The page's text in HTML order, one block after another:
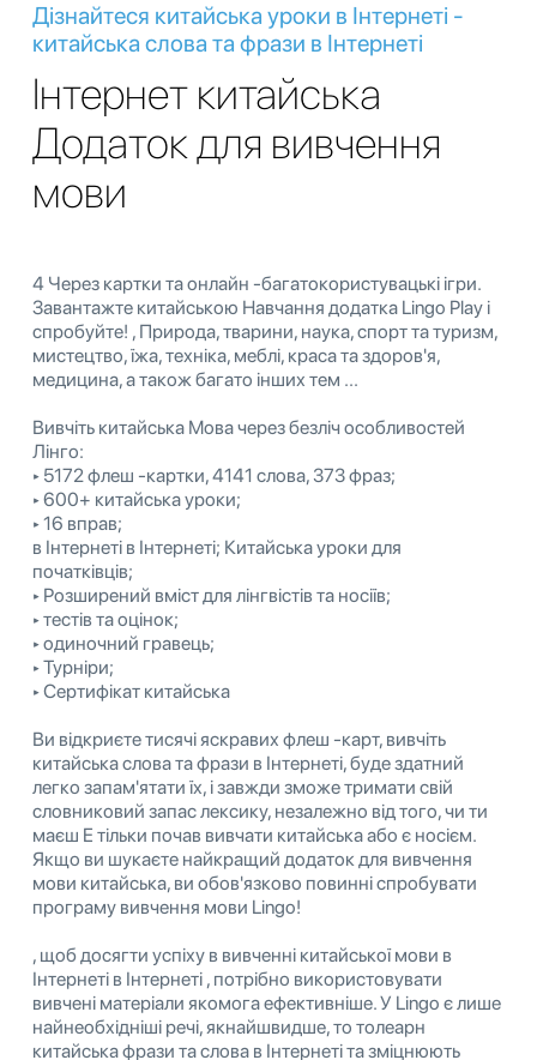
Дізнайтеся китайська уроки в Інтернеті -
китайська слова та фрази в Інтернеті
Інтернет китайська
Додаток для вивчення
мови
4 Через картки та онлайн -багатокористувацькі ігри.
Завантажте китайською Навчання додатка Lingo Play і
спробуйте! , Природа, тварини, наука, спорт та туризм,
мистецтво, їжа, техніка, меблі, краса та здоров'я,
медицина, а також багато інших тем ...
Вивчіть китайська Мова через безліч особливостей
Лінго:
‣ 5172 флеш -картки, 4141 слова, 373 фраз;
‣ 600+ китайська уроки;
‣ 16 вправ;
в Інтернеті в Інтернеті; Китайська уроки для
початківців;
‣ Розширений вміст для лінгвістів та носіїв;
‣ тестів та оцінок;
‣ одиночний гравець;
‣ Турніри;
‣ Сертифікат китайська
Ви відкриєте тисячі яскравих флеш -карт, вивчіть
китайська слова та фрази в Інтернеті, буде здатний
легко запам'ятати їх, і завжди зможе тримати свій
словниковий запас лексику, незалежно від того, чи ти
маєш E тільки почав вивчати китайська або є носієм.
Якщо ви шукаєте найкращий додаток для вивчення
мови китайська, ви обов'язково повинні спробувати
програму вивчення мови Lingo!
, щоб досягти успіху в вивченні китайської мови в
Інтернеті в Інтернеті , потрібно використовувати
вивчені матеріали якомога ефективніше. У Lingo є лише
найнеобхідніші речі, якнайшвидше, то толеарн
китайська фрази та слова в Інтернеті та зміцнюють